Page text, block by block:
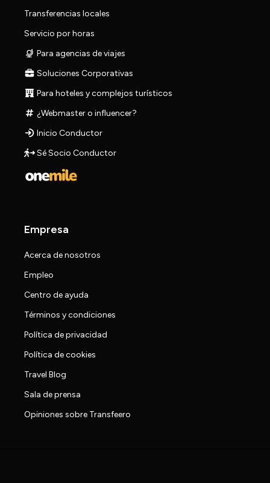
Transferencias locales
Servicio por horas
Para agencias de viajes
Soluciones Corporativas
Para hoteles y complejos turísticos
¿Webmaster o influencer?
Inicio Conductor
Sé Socio Conductor
Empresa
Acerca de nosotros
Empleo
Centro de ayuda
Términos y condiciones
Política de privacidad
Política de cookies
Travel Blog
Sala de prensa
Opiniones sobre Transfeero